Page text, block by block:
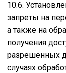
10.6.
запреты на
а также на
получения
разрешенных
случаях